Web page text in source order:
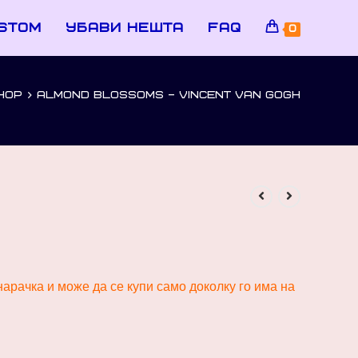
убави нешта faq 0
> ALMOND BLOSSOMS – VINCENT VAN GOGH
и може да се купи само доколку го има на